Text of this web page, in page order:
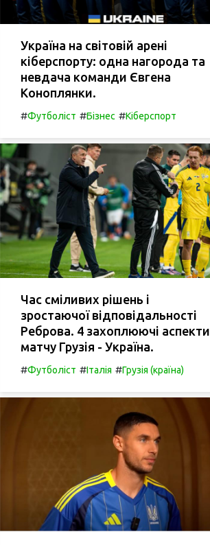
Україна на світовій арені
кіберспорту: одна нагорода та
невдача команди Євгена
Коноплянки.
#Футболіст #Бізнес #Кіберспорт
Час сміливих рішень і
зростаючої відповідальності
Реброва. 4 захоплюючі аспекти
матчу Грузія - Україна.
#Футболіст #Італія #Грузія (країна)